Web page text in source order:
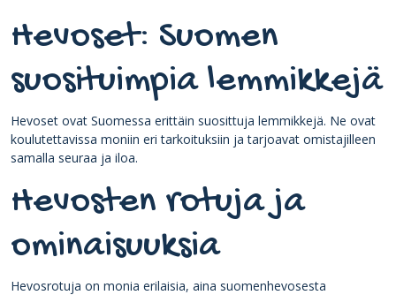
Hevoset: Suomen
suosituimpia lemmikkejä
Hevoset ovat Suomessa erittäin suosittuja lemmikkejä. Ne ovat
koulutettavissa moniin eri tarkoituksiin ja tarjoavat omistajilleen
samalla seuraa ja iloa.
Hevosten rotuja ja
ominaisuuksia
Hevosrotuja on monia erilaisia, aina suomenhevosesta